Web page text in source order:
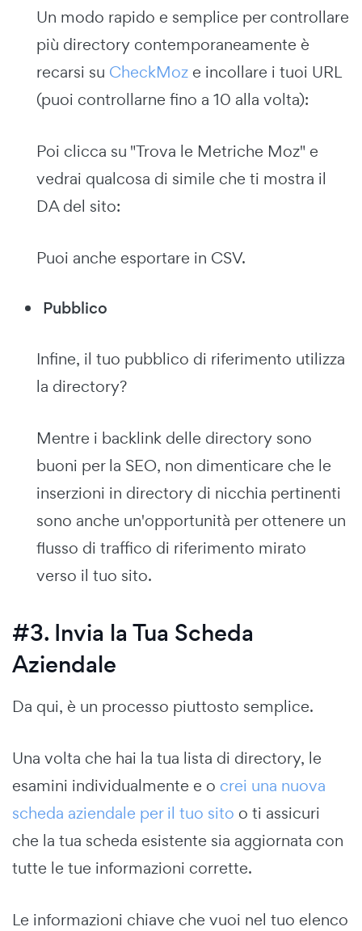
Un modo rapido e semplice per controllare
più directory contemporaneamente è
recarsi su CheckMoz e incollare i tuoi URL
(puoi controllarne fino a 10 alla volta):
Poi clicca su "Trova le Metriche Moz" e
vedrai qualcosa di simile che ti mostra il
DA del sito:
Puoi anche esportare in CSV.
Pubblico
Infine, il tuo pubblico di riferimento utilizza
la directory?
Mentre i backlink delle directory sono
buoni per la SEO, non dimenticare che le
inserzioni in directory di nicchia pertinenti
sono anche un'opportunità per ottenere un
flusso di traffico di riferimento mirato
verso il tuo sito.
#3. Invia la Tua Scheda
Aziendale
Da qui, è un processo piuttosto semplice.
Una volta che hai la tua lista di directory, le
esamini individualmente e o crei una nuova
scheda aziendale per il tuo sito o ti assicuri
che la tua scheda esistente sia aggiornata con
tutte le tue informazioni corrette.
Le informazioni chiave che vuoi nel tuo elenco